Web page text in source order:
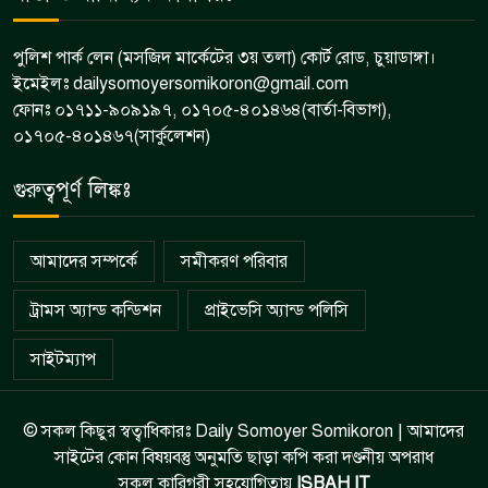
পুলিশ পার্ক লেন (মসজিদ মার্কেটের ৩য় তলা) কোর্ট রোড, চুয়াডাঙ্গা।
ইমেইলঃ dailysomoyersomikoron@gmail.com
ফোনঃ ০১৭১১-৯০৯১৯৭, ০১৭০৫-৪০১৪৬৪(বার্তা-বিভাগ),
০১৭০৫-৪০১৪৬৭(সার্কুলেশন)
গুরুত্বপূর্ণ লিঙ্কঃ
আমাদের সম্পর্কে সমীকরণ পরিবার
ট্রামস অ্যান্ড কন্ডিশন প্রাইভেসি অ্যান্ড পলিসি
সাইটম্যাপ
© সকল কিছুর স্বত্বাধিকারঃ Daily Somoyer Somikoron | আমাদের
সাইটের কোন বিষয়বস্তু অনুমতি ছাড়া কপি করা দণ্ডনীয় অপরাধ
সকল কারিগরী সহযোগিতায় ISBAH IT